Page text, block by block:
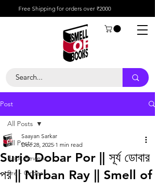
Free Shipping for orders over ₹2000
Post
All Posts
Book Review
Pre - Order
All Posts
Surjo Dobar Por || সূর্য ডোবার
পর || Nirban Ray || Smell of
Saayan Sarkar
Dec 28, 2025 1 min read